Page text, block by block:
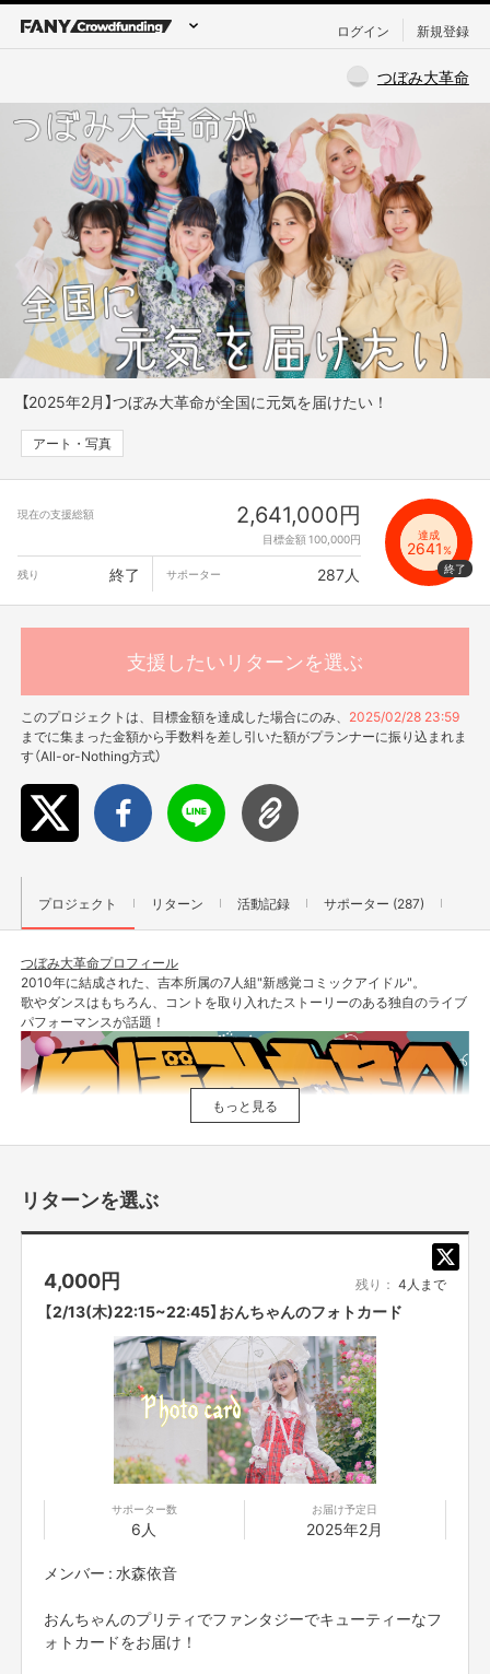
ログイン 新規登録
つぼみ大革命
【2025年2月】つぼみ大革命が全国に元気を届けたい！
アート・写真
現在の支援総額 2,641,000円
目標金額 100,000円 達成
2641%
残り
終了 サポーター 287人
支援したいリターンを選ぶ
このプロジェクトは、目標金額を達成した場合にのみ、 2025/02/28 23:59
までに集まった金額から手数料を差し引いた額がプランナーに振り込まれま
す（All-or-Nothing方式）
プロジェクト リターン 活動記録 サポーター (287)
つぼみ大革命プロフィール
2010年に結成された、吉本所属の7人組"新感覚コミックアイドル"。
歌やダンスはもちろん、コントを取り入れたストーリーのある独自のライブ
パフォーマンスが話題！
2010年 「つぼみ」結成
2015年4月 ミニアルバム「1000日前からI Love You!」でCDデビュー
2016年12月 1stシングル「ありがとうはほんの気持ちだよ」発売
2016年12月 なんばグランド花月でワンマンライブ開催
2017年8月 2ndシングル「スカッとサマラバ☆」発売
2018年4月 Zepp Nambaでワンマンライブ開催
2018年8月 3rdシングル「Dreamer」発売
2019年2月 1stアルバム「9」発売
2019年3月 大阪城野外音楽堂でワンマンライブ開催
2019年5月 4thシングル「走り出せ希望」発売
ルミネtheよしもとでワンマンライブ開催
2019年12月 日本テレビ「女芸人No.1決定戦THE W2019」決勝進出
2020年3月 6thシングル「恋愛ランチ」発売
もっと見る
リターンを選ぶ
4,000円 残り： 4人まで
【2/13(木)22:15~22:45】おんちゃんのフォトカード
サポーター数
6人
お届け予定日
2025年2月
メンバー : 水森依音
おんちゃんのプリティでファンタジーでキューティーなフ
ォトカードをお届け！